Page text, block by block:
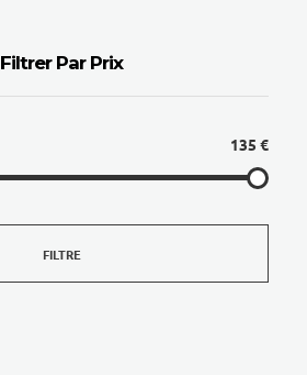
Filtrer Par Prix
135 €
FILTRE